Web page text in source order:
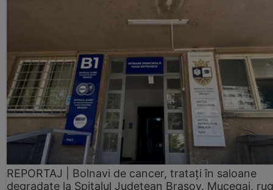
REPORTAJ | Bolnavi de cancer, tratați în saloane
degradate la Spitalul Județean Brașov. Mucegai,